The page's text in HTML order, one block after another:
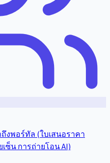
ถึงพอร์ทัล (ใบเสนอราคา
ซ็น การถ่ายโอน AI)